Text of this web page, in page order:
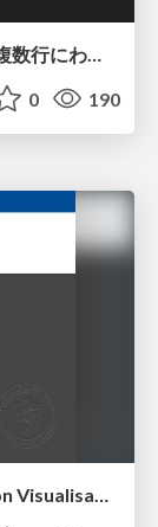
0 190
Case Studies - Lecture 12 - Information Visualisation (4019538FNR)